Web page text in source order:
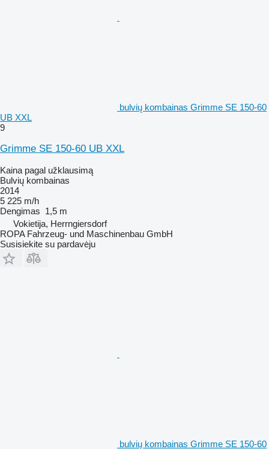
bulvių kombainas Grimme SE 150-60
UB XXL
9
Grimme SE 150-60 UB XXL
Kaina pagal užklausimą
Bulvių kombainas
2014
5 225 m/h
Dengimas 1,5 m
Vokietija, Herrngiersdorf
ROPA Fahrzeug- und Maschinenbau GmbH
Susisiekite su pardavėju
bulvių kombainas Grimme SE 150-60